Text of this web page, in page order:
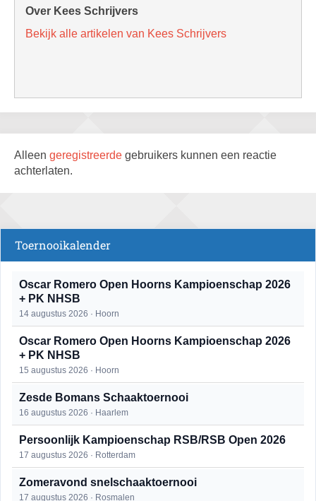
Over Kees Schrijvers
Bekijk alle artikelen van Kees Schrijvers
Alleen geregistreerde gebruikers kunnen een reactie
achterlaten.
Toernooikalender
Oscar Romero Open Hoorns Kampioenschap 2026
+ PK NHSB
14 augustus 2026 · Hoorn
Oscar Romero Open Hoorns Kampioenschap 2026
+ PK NHSB
15 augustus 2026 · Hoorn
Zesde Bomans Schaaktoernooi
16 augustus 2026 · Haarlem
Persoonlijk Kampioenschap RSB/RSB Open 2026
17 augustus 2026 · Rotterdam
Zomeravond snelschaaktoernooi
17 augustus 2026 · Rosmalen